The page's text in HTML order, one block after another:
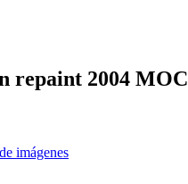
repaint 2004 MOC
imágenes